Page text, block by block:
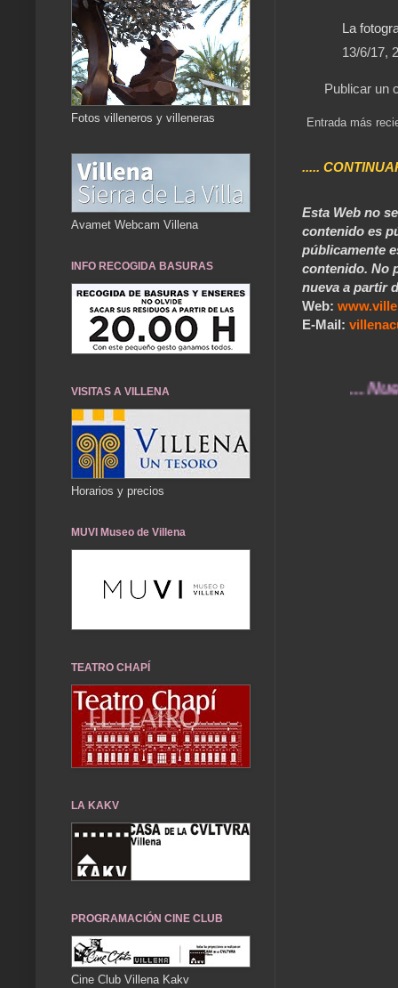
La
13/6/17,
Publicar un
Entrada más
.....
Esta Web no
contenido es
públicamente
contenido. No
nueva a partir
Web:
E-Mail:
... Nuestros
Fotos villeneros y villeneras
Avamet Webcam Villena
INFO RECOGIDA BASURAS
VISITAS A VILLENA
Horarios y precios
MUVI Museo de Villena
TEATRO CHAPÍ
LA KAKV
PROGRAMACIÓN CINE CLUB
Cine Club Villena Kakv